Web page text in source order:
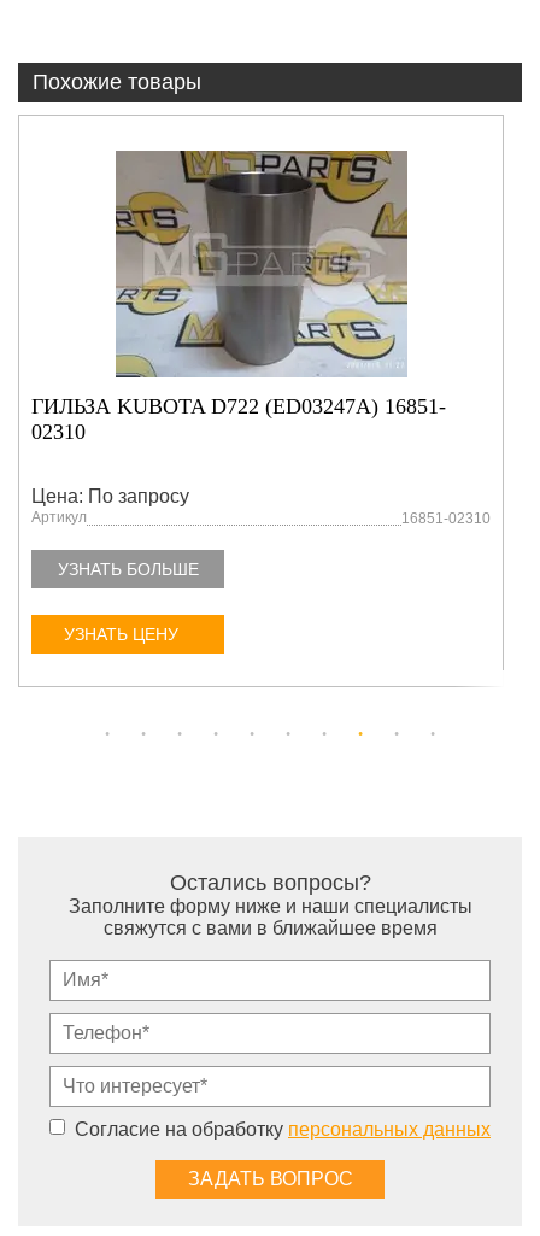
Похожие товары
ГИЛЬЗА KUBOTA D722 (ED03247A) 16851-
02310
Цена: По запросу
Артикул 16851-02310
УЗНАТЬ БОЛЬШЕ
УЗНАТЬ ЦЕНУ
Остались вопросы?
Заполните форму ниже и наши специалисты
свяжутся с вами в ближайшее время
Согласие на обработку персональных данных